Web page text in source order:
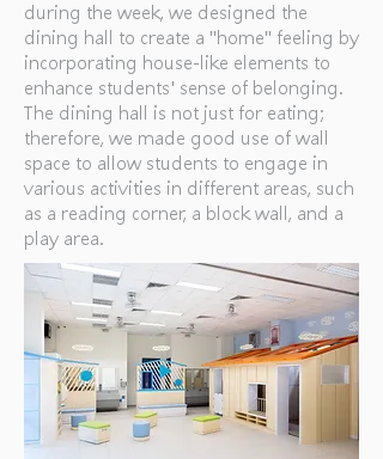
during the week, we designed the
dining hall to create a "home" feeling by
incorporating house-like elements to
enhance students' sense of belonging.
The dining hall is not just for eating;
therefore, we made good use of wall
space to allow students to engage in
various activities in different areas, such
as a reading corner, a block wall, and a
play area.